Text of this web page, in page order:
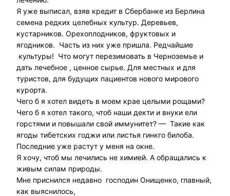
Я уже выписал, взяв кредит в Сбербанке из Берлина
семена редких целебных культур. Деревьев,
кустарников. Орехоплодников, фруктовых и
ягодников. Часть из них уже пришла. Редчайшие
культуры! Что могут перезимовать в Черноземье и
дать лечебное , ценное сырье. Для местных и для
туристов, для будущих пациентов нового мирового
курорта.
Чего б я хотел видеть в моем крае целыми рощами?
Чего б я хотел такого, чтоб наши декти и внуки ели
горстями и повышали свой иммунитет? — Такие как
ягоды тибетских годжи или листья гинкго билоба.
Последние уже растут у меня на окне.
Я хочу, чтоб мы лечились не химией. А обращались к
живым силам природы.
Мне приснился недавно господин Онищенко, главный,
как выяснилось,